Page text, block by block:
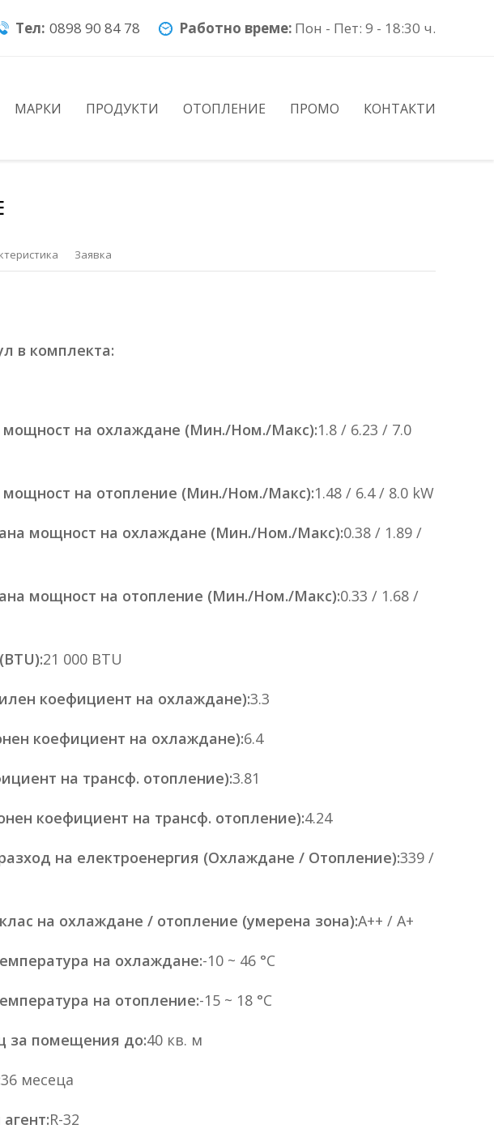
Тел: 0898 90 84 78 Работно време: Пон - Пет: 9 - 18:30 ч.
МАРКИ ПРОДУКТИ ОТОПЛЕНИЕ ПРОМО КОНТАКТИ
Заявка
в комплекта:
мощност на охлаждане (Мин./Ном./Макс):1.8 / 6.23 / 7.0
мощност на отопление (Мин./Ном./Макс):1.48 / 6.4 / 8.0 kW
мощност на охлаждане (Мин./Ном./Макс):0.38 / 1.89 /
мощност на отопление (Мин./Ном./Макс):0.33 / 1.68 /
21 000 BTU
коефициент на охлаждане):3.3
коефициент на охлаждане):6.4
на трансф. отопление):3.81
коефициент на трансф. отопление):4.24
на електроенергия (Охлаждане / Отопление):339 /
на охлаждане / отопление (умерена зона):A++ / A+
на охлаждане:-10 ~ 46 °C
на отопление:-15 ~ 18 °C
за помещения до:40 кв. м
36 месеца
R-32